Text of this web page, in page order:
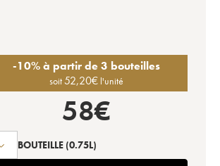
-10% à partir de 3 bouteilles
soit52,20€ l'unité
58€
BOUTEILLE (0.75L)